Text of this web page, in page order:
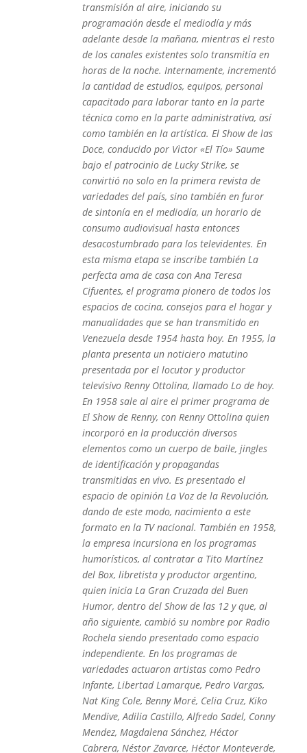
transmisión al aire, iniciando su
programación desde el mediodía y más
adelante desde la mañana, mientras el resto
de los canales existentes solo transmitía en
horas de la noche. Internamente, incrementó
la cantidad de estudios, equipos, personal
capacitado para laborar tanto en la parte
técnica como en la parte administrativa, así
como también en la artística. El Show de las
Doce, conducido por Vìctor «El Tío» Saume
bajo el patrocinio de Lucky Strike, se
convirtió no solo en la primera revista de
variedades del país, sino también en furor
de sintonía en el mediodía, un horario de
consumo audiovisual hasta entonces
desacostumbrado para los televidentes. En
esta misma etapa se inscribe también La
perfecta ama de casa con Ana Teresa
Cifuentes, el programa pionero de todos los
espacios de cocina, consejos para el hogar y
manualidades que se han transmitido en
Venezuela desde 1954 hasta hoy. En 1955, la
planta presenta un noticiero matutino
presentada por el locutor y productor
televisivo Renny Ottolina, llamado Lo de hoy.
En 1958 sale al aire el primer programa de
El Show de Renny, con Renny Ottolina quien
incorporó en la producción diversos
elementos como un cuerpo de baile, jingles
de identificación y propagandas
transmitidas en vivo.​ Es presentado el
espacio de opinión La Voz de la Revolución,
dando de este modo, nacimiento a este
formato en la TV nacional. También en 1958,
la empresa incursiona en los programas
humorísticos, al contratar a Tito Martínez
del Box, libretista y productor argentino,
quien inicia La Gran Cruzada del Buen
Humor, dentro del Show de las 12 y que, al
año siguiente, cambió su nombre por Radio
Rochela siendo presentado como espacio
independiente. En los programas de
variedades actuaron artistas como Pedro
Infante, Libertad Lamarque, Pedro Vargas,
Nat King Cole, Benny Moré, Celia Cruz, Kiko
Mendive, Adilia Castillo, Alfredo Sadel, Conny
Mendez, Magdalena Sánchez, Héctor
Cabrera, Néstor Zavarce, Héctor Monteverde,